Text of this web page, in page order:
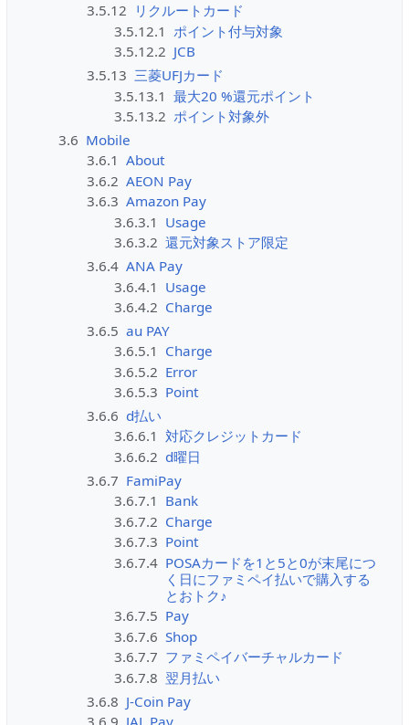
3.5.12 リクルートカード
3.5.12.1 ポイント付与対象
3.5.12.2 JCB
3.5.13 三菱UFJカード
3.5.13.1 最大20 %還元ポイント
3.5.13.2 ポイント対象外
3.6 Mobile
3.6.1 About
3.6.2 AEON Pay
3.6.3 Amazon Pay
3.6.3.1 Usage
3.6.3.2 還元対象ストア限定
3.6.4 ANA Pay
3.6.4.1 Usage
3.6.4.2 Charge
3.6.5 au PAY
3.6.5.1 Charge
3.6.5.2 Error
3.6.5.3 Point
3.6.6 d払い
3.6.6.1 対応クレジットカード
3.6.6.2 d曜日
3.6.7 FamiPay
3.6.7.1 Bank
3.6.7.2 Charge
3.6.7.3 Point
3.6.7.4 POSAカードを1と5と0が末尾につ
く日にファミペイ払いで購入する
とおトク♪
3.6.7.5 Pay
3.6.7.6 Shop
3.6.7.7 ファミペイバーチャルカード
3.6.7.8 翌月払い
3.6.8 J-Coin Pay